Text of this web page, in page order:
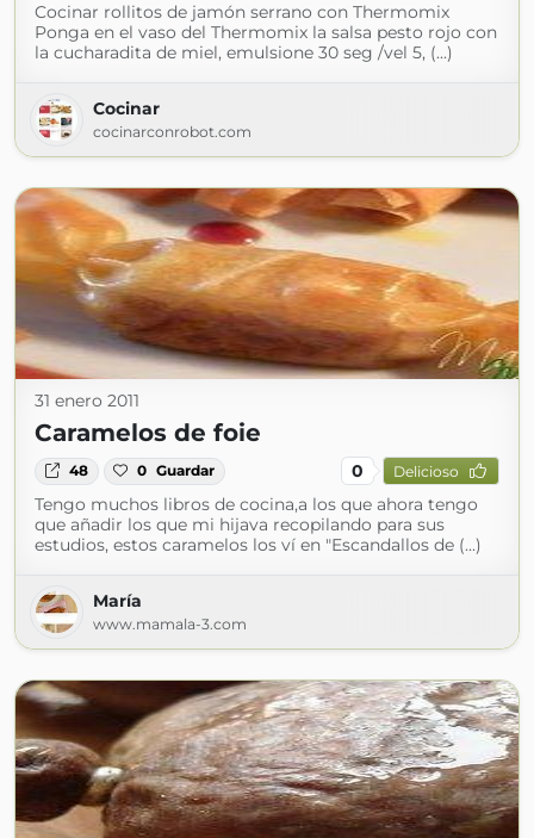
Cocinar rollitos de jamón serrano con Thermomix
Ponga en el vaso del Thermomix la salsa pesto rojo con
la cucharadita de miel, emulsione 30 seg /vel 5, (...)
Cocinar
cocinarconrobot.com
31 enero 2011
Caramelos de foie
48 0 Guardar 0 Delicioso
Tengo muchos libros de cocina,a los que ahora tengo
que añadir los que mi hijava recopilando para sus
estudios, estos caramelos los ví en "Escandallos de (...)
María
www.mamala-3.com